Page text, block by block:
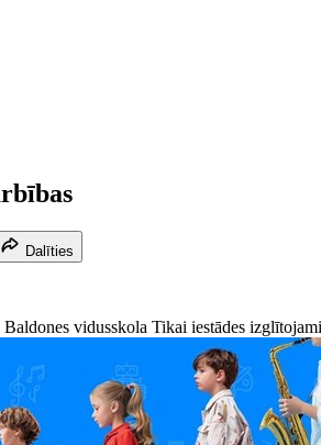
Dalīties
Baldones vidusskola Tikai iestādes